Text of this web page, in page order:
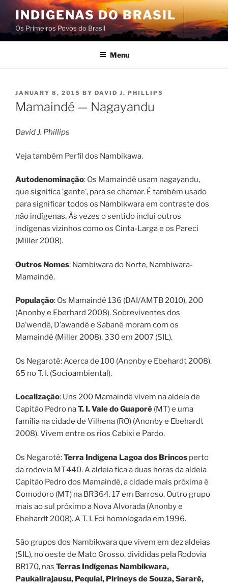
content
INDIGENAS DO BRASIL
Os Primeiros Povos do Brasil
Menu
POSTED
ON
JANUARY 8, 2015 BY DAVID J. PHILLIPS
Mamaindé — Nagayandu
David J. Phillips
Veja também Perfil dos Nambikawa.
Autodenominação: Os Mamaindê usam nagayandu,
que significa ‘gente’, para se chamar. É também usado
para significar todos os Nambikwara em contraste dos
não indígenas. Às vezes o sentido inclui outros
indígenas vizinhos como os Cinta-Larga e os Pareci
(Miller 2008).
Outros Nomes: Nambiwara do Norte, Nambiwara-
Mamaindê.
População: Os Mamaindé 136 (DAI/AMTB 2010), 200
(Anonby e Eberhard 2008). Sobreviventes dos
Da’wendê, D’awandê e Sabanê moram com os
Mamaindé (Miller 2008). 330 em 2007 (SIL).
Os Negarotê: Acerca de 100 (Anonby e Ebehardt 2008).
65 no T. I. (Socioambiental).
Localização: Uns 200 Mamaindê vivem na aldeia de
Capitão Pedro naT. I. Vale do Guaporé (MT) e uma
família na cidade de Vilhena (RO) (Anonby e Ebehardt
2008). Vivem entre os rios Cabixi e Pardo.
Os Negarotê:Terra Indígena Lagoa dos Brincos perto
da rodovia MT440. A aldeia fica a duas horas da aldeia
Capitão Pedro dos Mamaindê, a cidade mais próxima é
Comodoro (MT) na BR364. 17 em Barroso. Outro grupo
mais ao sul próximo a Nova Alvorada (Anonby e
Ebehardt 2008). A T. I. Foi homologada em 1996.
São grupos dos Nambikwara que vivem em dez aldeias
(SIL), no oeste de Mato Grosso, divididas pela Rodovia
BR170, nas Terras Indígenas Nambikwara,
Paukalirajausu, Pequial, Pirineys de Souza, Sararé,